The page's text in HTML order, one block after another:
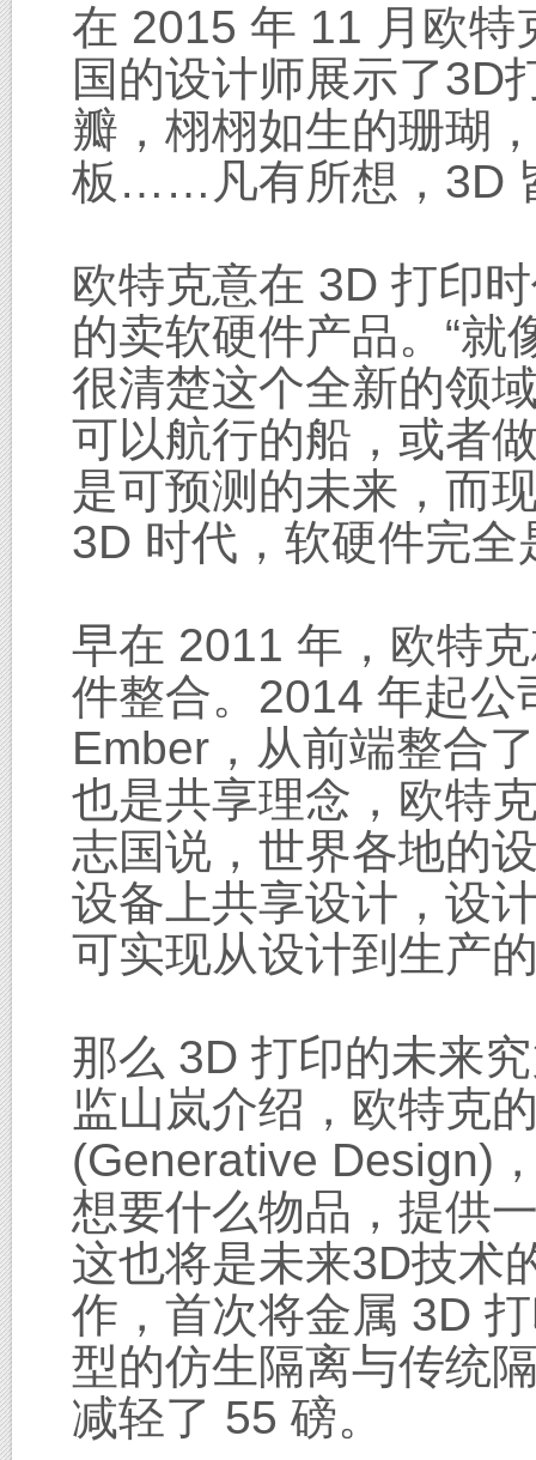
在 2015 年 11 月欧特
国的设计师展示了3D
瓣，栩栩如生的珊瑚
板……凡有所想，3D
欧特克意在 3D 打印
的卖软硬件产品。“就
很清楚这个全新的领
可以航行的船，或者
是可预测的未来，而
3D 时代，软硬件完全
早在 2011 年，欧特
件整合。2014 年起
Ember，从前端整合
也是共享理念，欧特
志国说，世界各地的
设备上共享设计，设
可实现从设计到生产
那么 3D 打印的未来
监山岚介绍，欧特克
(Generative Design)
想要什么物品，提供
这也将是未来3D技术
作，首次将金属 3D
型的仿生隔离与传统
减轻了 55 磅。